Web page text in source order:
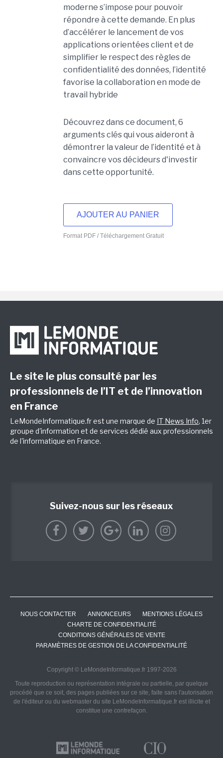
moderne s’impose pour pouvoir
répondre à cette demande. En plus
d’accélérer le lancement de vos
applications orientées client et de
simplifier le respect des règles de
confidentialité des données, l’identité
favorise la collaboration en mode de
travail hybride
Découvrez dans ce document, 6
arguments clés qui vous aideront à
démontrer la valeur de l’identité et à
convaincre vos décideurs d'investir
dans cette opportunité.
AJOUTER AU PANIER
Format PDF / Téléchargement Gratuit
Le site le plus consulté par les
professionnels de l’IT et de l’innovation
en France
LeMondeInformatique.fr est une marque de IT News Info, 1er
groupe d'information et de services dédié aux professionnels
de l'informatique en France.
Suivez-nous sur les réseaux
NOUS CONTACTER ANNONCEURS
MENTIONS LÉGALES
CHARTE DE CONFIDENTIALITÉ
CONDITIONS GÉNÉRALES DE VENTE
PARAMÈTRES DE GESTION DE LA CONFIDENTIALITÉ
Copyright © LeMondeInformatique.fr 1997-2026
Toute reproduction ou représentation intégrale ou partielle, par quelque
procédé que ce soit, des pages publiées sur ce site, faite sans l'autorisation
de l'éditeur ou du webmaster du site LeMondeInformatique.fr est illicite et
constitue une contrefaçon.